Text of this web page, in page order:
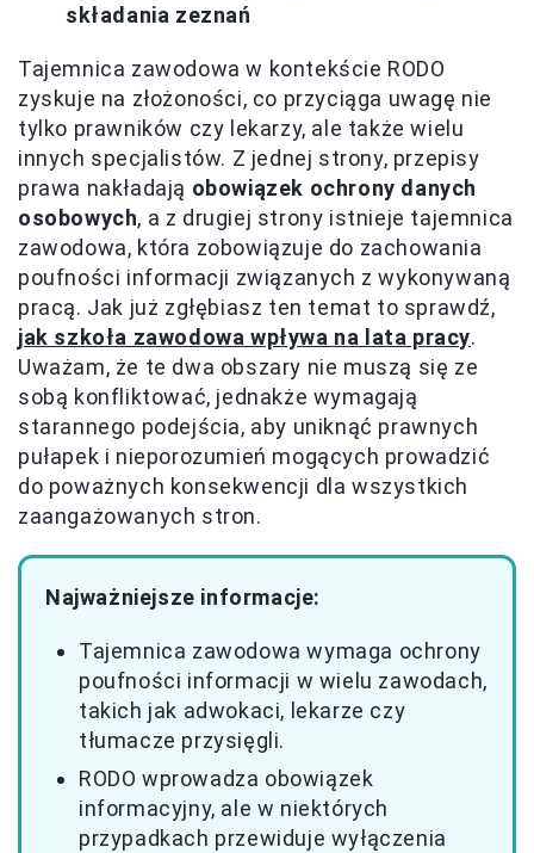
składania zeznań
Tajemnica zawodowa w kontekście RODO
zyskuje na złożoności, co przyciąga uwagę nie
tylko prawników czy lekarzy, ale także wielu
innych specjalistów. Z jednej strony, przepisy
prawa nakładają obowiązek ochrony danych
osobowych, a z drugiej strony istnieje tajemnica
zawodowa, która zobowiązuje do zachowania
poufności informacji związanych z wykonywaną
pracą. Jak już zgłębiasz ten temat to sprawdź,
jak szkoła zawodowa wpływa na lata pracy.
Uważam, że te dwa obszary nie muszą się ze
sobą konfliktować, jednakże wymagają
starannego podejścia, aby uniknąć prawnych
pułapek i nieporozumień mogących prowadzić
do poważnych konsekwencji dla wszystkich
zaangażowanych stron.
Najważniejsze informacje:
Tajemnica zawodowa wymaga ochrony
poufności informacji w wielu zawodach,
takich jak adwokaci, lekarze czy
tłumacze przysięgli.
RODO wprowadza obowiązek
informacyjny, ale w niektórych
przypadkach przewiduje wyłączenia